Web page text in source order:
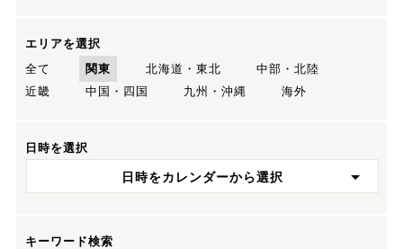
エリアを選択
全て
関東 北海道・東北
中部・北陸
近畿
中国・四国 九州・沖縄 海外
日時を選択
日時をカレンダーから選択
キーワード検索